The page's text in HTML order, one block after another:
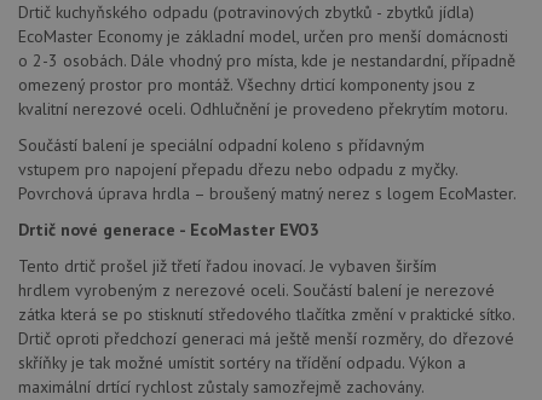
Drtič kuchyňského odpadu (potravinových zbytků - zbytků jídla)
EcoMaster Economy je základní model, určen pro menší domácnosti
o 2-3 osobách. Dále vhodný pro místa, kde je nestandardní, případně
omezený prostor pro montáž. Všechny drticí komponenty jsou z
kvalitní nerezové oceli. Odhlučnění je provedeno překrytím motoru.
Součástí balení je speciální odpadní koleno s přídavným
vstupem pro napojení přepadu dřezu nebo odpadu z myčky.
Povrchová úprava hrdla – broušený matný nerez s logem EcoMaster.
Drtič nové generace - EcoMaster EVO3
Tento drtič prošel již třetí řadou inovací. Je vybaven širším
hrdlem vyrobeným z nerezové oceli. Součástí balení je nerezové
zátka která se po stisknutí středového tlačítka změní v praktické sítko.
Drtič oproti předchozí generaci má ještě menší rozměry, do dřezové
skříňky je tak možné umístit sortéry na třídění odpadu. Výkon a
maximální drtící rychlost zůstaly samozřejmě zachovány.